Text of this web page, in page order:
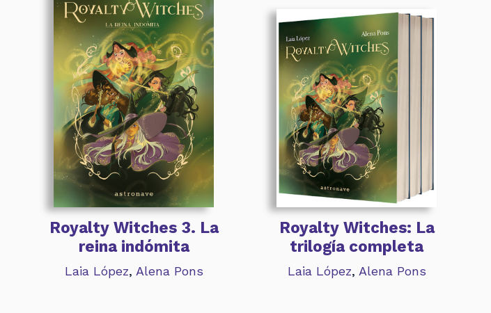
Royalty Witches 3. La
reina indómita
Laia López, Alena Pons
Royalty Witches: La
trilogía completa
Laia López, Alena Pons